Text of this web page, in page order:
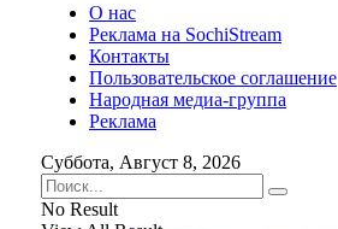
О нас
Реклама на SochiStream
Контакты
Пользовательское соглашение
Народная медиа-группа
Реклама
Суббота, Август 8, 2026
No Result